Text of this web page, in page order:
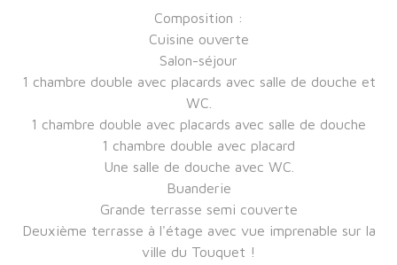
Composition :
Cuisine ouverte
Salon-séjour
1 chambre double avec placards avec salle de douche et
WC.
1 chambre double avec placards avec salle de douche
1 chambre double avec placard
Une salle de douche avec WC.
Buanderie
Grande terrasse semi couverte
Deuxième terrasse à l'étage avec vue imprenable sur la
ville du Touquet !